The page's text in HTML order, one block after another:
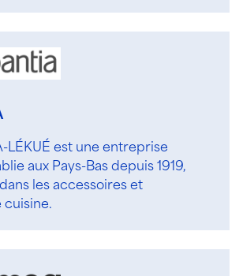
LÉKUÉ est une entreprise
aux Pays-Bas depuis 1919,
les accessoires et
cuisine.